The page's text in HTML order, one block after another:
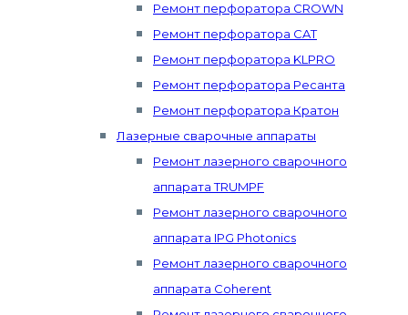
Ремонт перфоратора CROWN
Ремонт перфоратора CAT
Ремонт перфоратора KLPRO
Ремонт перфоратора Ресанта
Ремонт перфоратора Кратон
Лазерные сварочные аппараты
Ремонт лазерного сварочного
аппарата TRUMPF
Ремонт лазерного сварочного
аппарата IPG Photonics
Ремонт лазерного сварочного
аппарата Coherent